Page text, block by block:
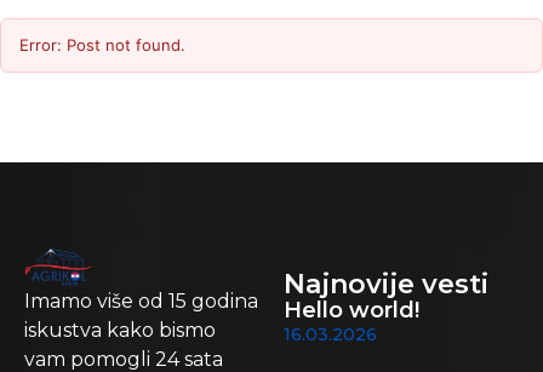
Error: Post not found.
Imamo više od 15 godina
iskustva kako bismo
vam pomogli 24 sata
Najnovije vesti
Hello world!
16.03.2026